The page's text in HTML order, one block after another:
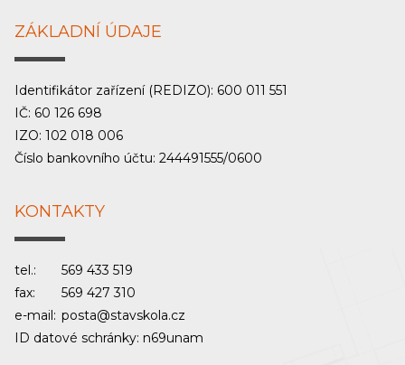
ZÁKLADNÍ ÚDAJE
Identifikátor zařízení (REDIZO): 600 011 551
IČ: 60 126 698
IZO: 102 018 006
Číslo bankovního účtu: 244491555/0600
KONTAKTY
tel.:
569 433 519
fax:
569 427 310
e-mail: posta@stavskola.cz
ID datové schránky: n69unam